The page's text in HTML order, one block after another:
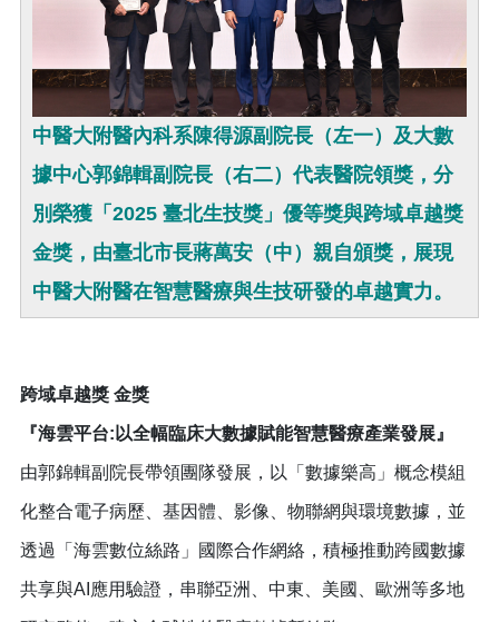
中醫大附醫內科系陳得源副院長（左一）及大數
據中心郭錦輯副院長（右二）代表醫院領獎，分
別榮獲「2025 臺北生技獎」優等獎與跨域卓越獎
金獎，由臺北市長蔣萬安（中）親自頒獎，展現
中醫大附醫在智慧醫療與生技研發的卓越實力。
跨域卓越獎 金獎
『海雲平台:以全幅臨床大數據賦能智慧醫療產業發展』
由郭錦輯副院長帶領團隊發展，以「數據樂高」概念模組
化整合電子病歷、基因體、影像、物聯網與環境數據，並
透過「海雲數位絲路」國際合作網絡，積極推動跨國數據
共享與AI應用驗證，串聯亞洲、中東、美國、歐洲等多地